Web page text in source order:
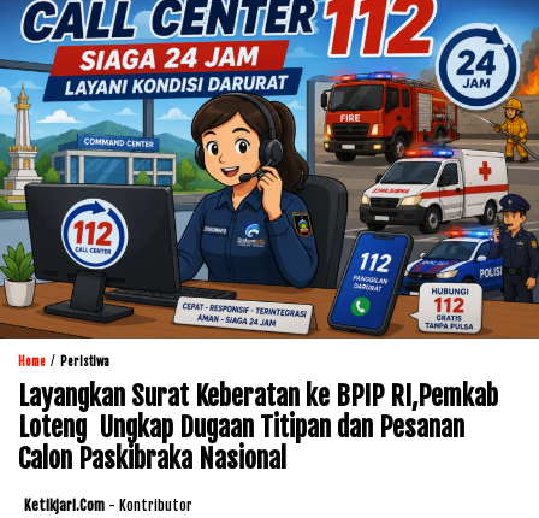
Home / Peristiwa
Layangkan Surat Keberatan ke BPIP RI,Pemkab
Loteng Ungkap Dugaan Titipan dan Pesanan
Calon Paskibraka Nasional
Ketikjari.com - Kontributor